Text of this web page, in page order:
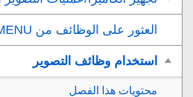
العثور على الوظائف من MENU
استخدام وظائف التصوير
محتويات هذا الفصل